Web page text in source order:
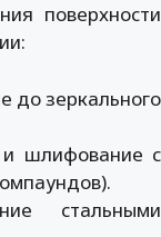
поверхности
до зеркального
шлифование с
стальными